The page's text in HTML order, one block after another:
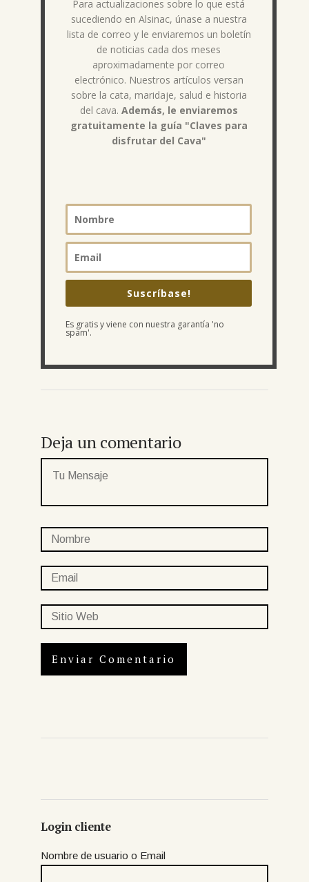
Para actualizaciones sobre lo que está
sucediendo en Alsinac, únase a nuestra
lista de correo y le enviaremos un boletín
de noticias cada dos meses
aproximadamente por correo
electrónico. Nuestros artículos versan
sobre la cata, maridaje, salud e historia
del cava. Además, le enviaremos
gratuitamente la guía "Claves para
disfrutar del Cava"
Suscríbase!
Es gratis y viene con nuestra garantía 'no
spam'.
Deja un comentario
Login cliente
Nombre de usuario o Email